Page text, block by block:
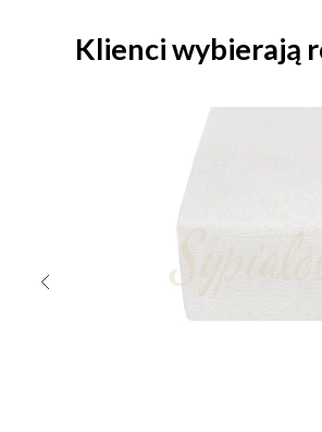
Klienci wybierają